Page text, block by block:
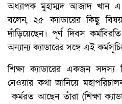
অধ্যাপক মুহাম্মদ আজাদ খান এ
বলেন, ২৫ ক্যাডারের কিছু
দাঁড়িয়েছেন। পূর্ণ দিবস
অন্যান্য ক্যাডারের সঙ্গে এই
শিক্ষা ক্যাডারের একজন
নেওয়ার কথা জানিয়ে
কর্মরত আছেন তাঁরা (শিক্ষা